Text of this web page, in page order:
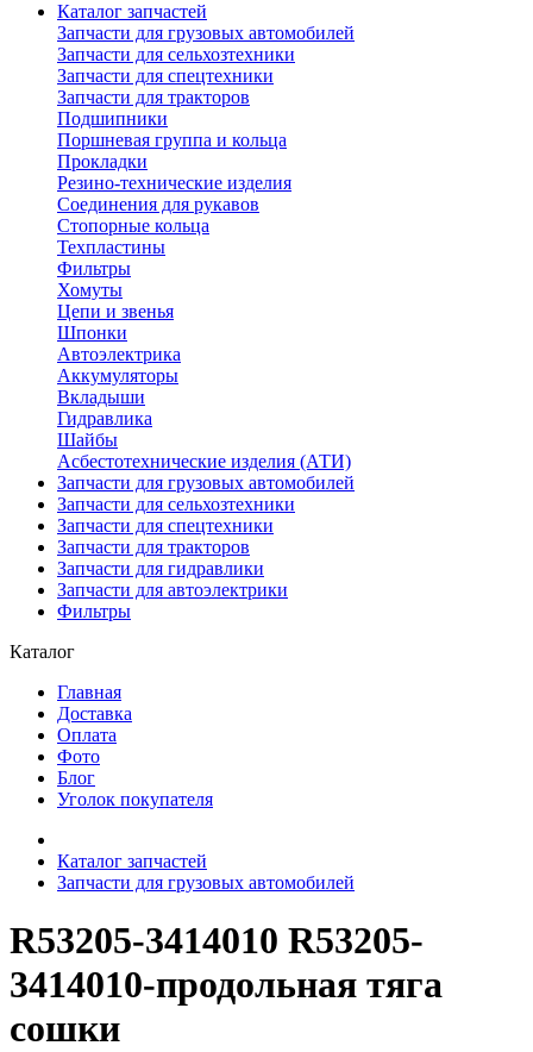
Каталог запчастей
Запчасти для грузовых автомобилей
Запчасти для сельхозтехники
Запчасти для спецтехники
Запчасти для тракторов
Подшипники
Поршневая группа и кольца
Прокладки
Резино-технические изделия
Соединения для рукавов
Стопорные кольца
Техпластины
Фильтры
Хомуты
Цепи и звенья
Шпонки
Автоэлектрика
Аккумуляторы
Вкладыши
Гидравлика
Шайбы
Асбестотехнические изделия (АТИ)
Запчасти для грузовых автомобилей
Запчасти для сельхозтехники
Запчасти для спецтехники
Запчасти для тракторов
Запчасти для гидравлики
Запчасти для автоэлектрики
Фильтры
Каталог
Главная
Доставка
Оплата
Фото
Блог
Уголок покупателя
Каталог запчастей
Запчасти для грузовых автомобилей
R53205-3414010 R53205-
3414010-продольная тяга
сошки